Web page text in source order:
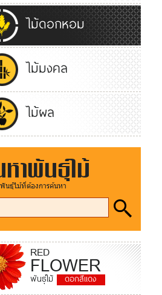
ไม้ดอกหอม
ไม้มงคล
ไม้ผล
าพันธุ์ไม้
นธุ์ไม้ที่ต้องการค้นหา
RED
FLOWER
พันธุ์ไม้ ดอกสีแดง